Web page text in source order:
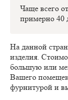
Чаще всего
примерно 40
На данной
изделия.
большую или
Вашего
фурнитурой и